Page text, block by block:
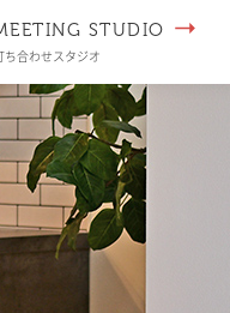
STUDIO
ち合わせスタジオ